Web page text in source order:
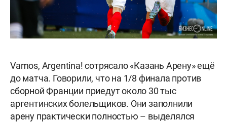
Vamos, Argentina! сотрясало «Казань Арену» ещё
до матча. Говорили, что на 1/8 финала против
сборной Франции приедут около 30 тыс
аргентинских болельщиков. Они заполнили
арену практически полностью – выделялся